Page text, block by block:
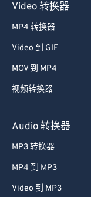
Video 转换器
MP4 转换器
Video 到 GIF
MOV 到 MP4
视频转换器
Audio 转换器
MP3 转换器
MP4 到 MP3
Video 到 MP3